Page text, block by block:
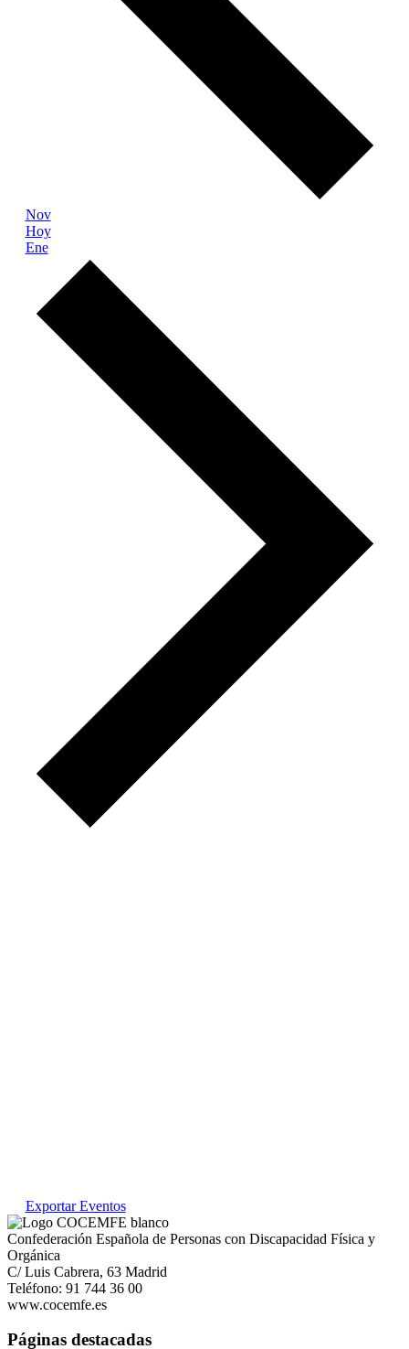
Nov
Hoy
Ene
Exportar Eventos
Confederación Española de Personas con Discapacidad Física y
Orgánica
C/ Luis Cabrera, 63 Madrid
Teléfono: 91 744 36 00
www.cocemfe.es
Páginas destacadas